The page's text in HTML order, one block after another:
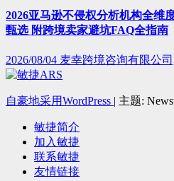
2026亚马逊不侵权分析机构全维
甄选 附跨境卖家避坑FAQ全指南
2026/08/04 麦幸跨境咨询有限公
自豪地采用WordPress | 主题:
敏捷简介
加入敏捷
联系敏捷
友情链接